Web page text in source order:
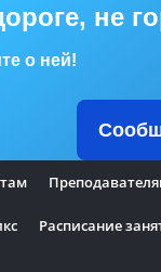
не
о ней!
Расписание